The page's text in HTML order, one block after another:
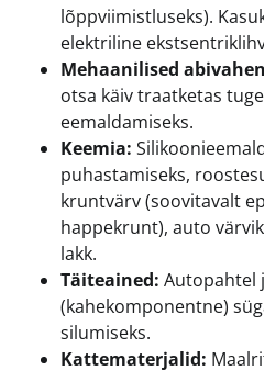
lõppviimistluseks).
elektriline
Mehaanilised
otsa käiv traatketas
eemaldamiseks.
Keemia:
puhastamiseks,
kruntvärv (soovitavalt
happekrunt), auto
lakk.
Täiteained: Autopahtel
(kahekomponentne)
silumiseks.
Kattematerjalid: